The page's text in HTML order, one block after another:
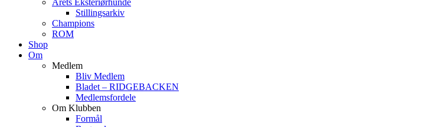
Årets Eksteriørhunde
Stillingsarkiv
Champions
ROM
Shop
Om
Medlem
Bliv Medlem
Bladet – RIDGEBACKEN
Medlemsfordele
Om Klubben
Formål